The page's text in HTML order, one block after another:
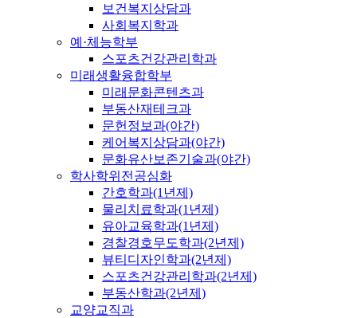
보건복지상담과
사회복지학과
예·체능학부
스포츠건강관리학과
미래생활융합학부
미래문화콘텐츠과
부동산재테크과
문헌정보과(야간)
케어복지상담과(야간)
문화유산보존기술과(야간)
학사학위전공심화
간호학과(1년제)
물리치료학과(1년제)
유아교육학과(1년제)
경찰경호무도학과(2년제)
뷰티디자인학과(2년제)
스포츠건강관리학과(2년제)
부동산학과(2년제)
교양교직과